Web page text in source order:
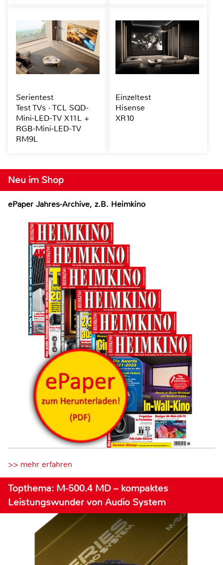
Neu im Shop
ePaper Jahres-Archive, z.B. Heimkino
>> mehr erfahren
Topthema: M-500.4 MD – kompaktes
Leistungswunder von Audio System
Serientest
Test TVs · TCL SQD-
Mini-LED-TV X11L +
RGB-Mini-LED-TV
RM9L
Einzeltest
Hisense
XR10